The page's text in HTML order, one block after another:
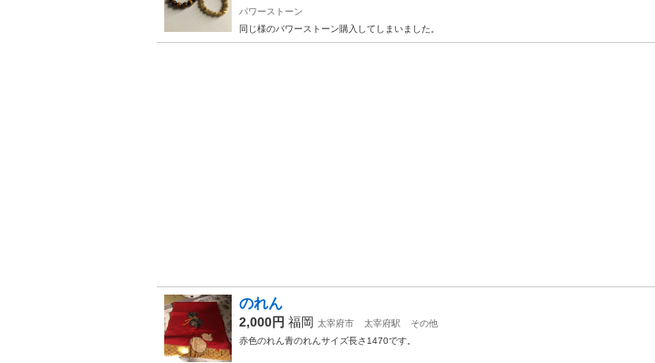
パワーストーン
同じ様のパワーストーン購入してしまいました。
のれん
2,000円 福岡 太宰府市 太宰府駅
その他
赤色のれん青のれんサイズ長さ1470です。